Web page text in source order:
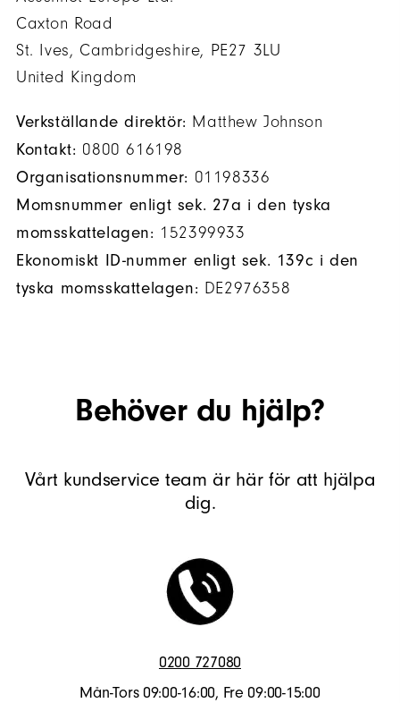
Caxton Road
St. Ives, Cambridgeshire, PE27 3LU
United Kingdom
Verkställande direktör: Matthew Johnson
Kontakt: 0800 616198
Organisationsnummer: 01198336
Momsnummer enligt sek. 27a i den tyska
momsskattelagen: 152399933
Ekonomiskt ID-nummer enligt sek. 139c i den
tyska momsskattelagen: DE2976358
Behöver du hjälp?
Vårt kundservice team är här för att hjälpa
dig.
0200 727080
Mån-Tors 09:00-16:00, Fre 09:00-15:00